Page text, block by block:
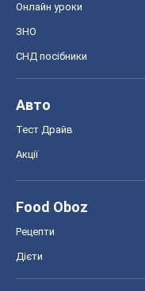
Онлайн уроки
ЗНО
СНД посібники
Авто
Тест Драйв
Акції
Food Oboz
Рецепти
Дієти